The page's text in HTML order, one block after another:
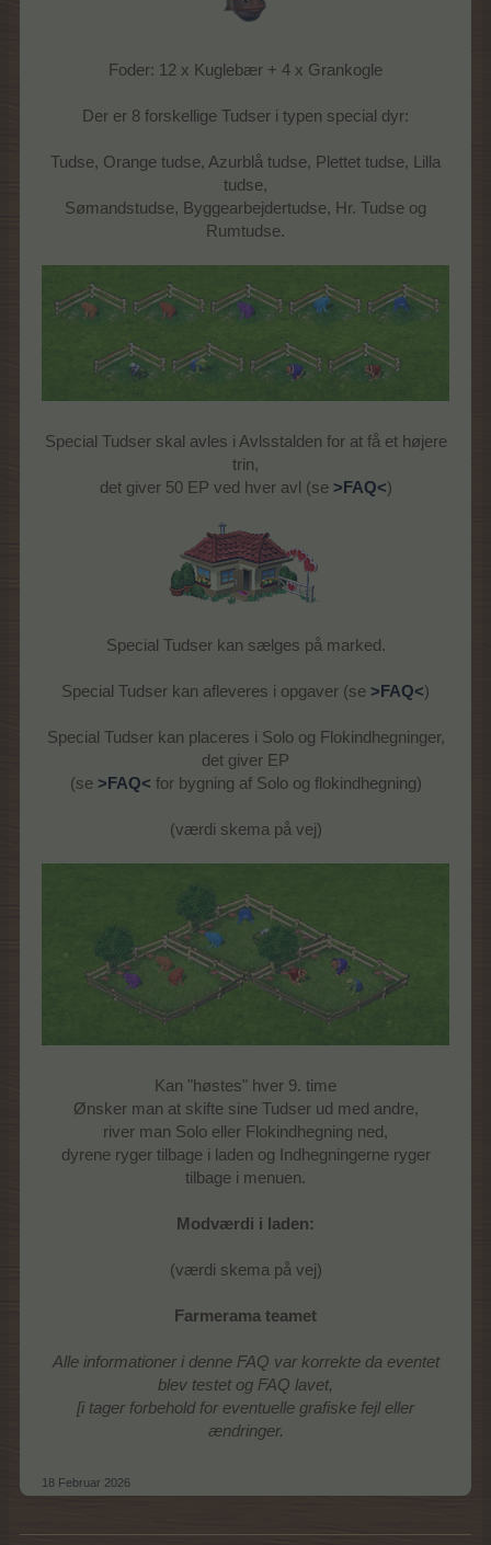
Foder: 12 x Kuglebær + 4 x Grankogle
Der er 8 forskellige Tudser i typen special dyr:
Tudse, Orange tudse, Azurblå tudse, Plettet tudse, Lilla
tudse,
Sømandstudse, Byggearbejdertudse, Hr. Tudse og
Rumtudse.
Special Tudser skal avles i Avlsstalden for at få et højere
trin,
det giver 50 EP ved hver avl (se >FAQ<)
Special Tudser kan sælges på marked.
Special Tudser kan afleveres i opgaver (se >FAQ<)
Special Tudser kan placeres i Solo og Flokindhegninger,
det giver EP
(se >FAQ< for bygning af Solo og flokindhegning)
(værdi skema på vej)
Kan "høstes" hver 9. time
Ønsker man at skifte sine Tudser ud med andre,
river man Solo eller Flokindhegning ned,
dyrene ryger tilbage i laden og Indhegningerne ryger
tilbage i menuen.
Modværdi i laden:
(værdi skema på vej)
Farmerama teamet
Alle informationer i denne FAQ var korrekte da eventet
blev testet og FAQ lavet,
[i tager forbehold for eventuelle grafiske fejl eller
ændringer.
18 Februar 2026